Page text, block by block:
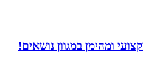
ומהימן במגוון נושאים!